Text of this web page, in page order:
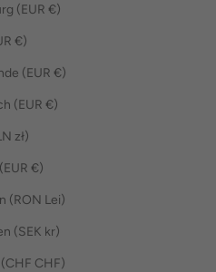
Luxemburg (EUR €)
Malta (EUR €)
Niederlande (EUR €)
Österreich (EUR €)
Polen (PLN zł)
Portugal (EUR €)
Rumänien (RON Lei)
Schweden (SEK kr)
Schweiz (CHF CHF)